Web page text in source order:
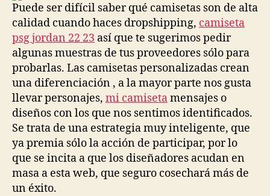
Puede ser difícil saber qué camisetas son de alta
calidad cuando haces dropshipping, camiseta
psg jordan 22 23 así que te sugerimos pedir
algunas muestras de tus proveedores sólo para
probarlas. Las camisetas personalizadas crean
una diferenciación , a la mayor parte nos gusta
llevar personajes, mi camisetamensajes o
diseños con los que nos sentimos identificados.
Se trata de una estrategia muy inteligente, que
ya premia sólo la acción de participar, por lo
que se incita a que los diseñadores acudan en
masa a esta web, que seguro cosechará más de
un éxito.